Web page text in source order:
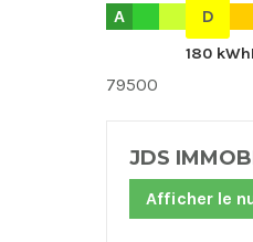
A D
180
79500
JDS
Afficher le